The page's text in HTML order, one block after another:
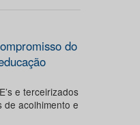
do
e terceirizados
acolhimento e